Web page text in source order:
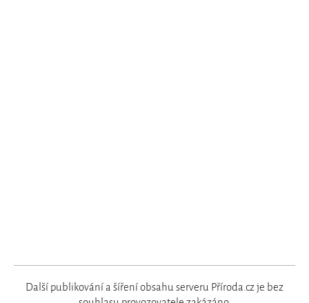
Další publikování a šíření obsahu serveru Příroda.cz je bez